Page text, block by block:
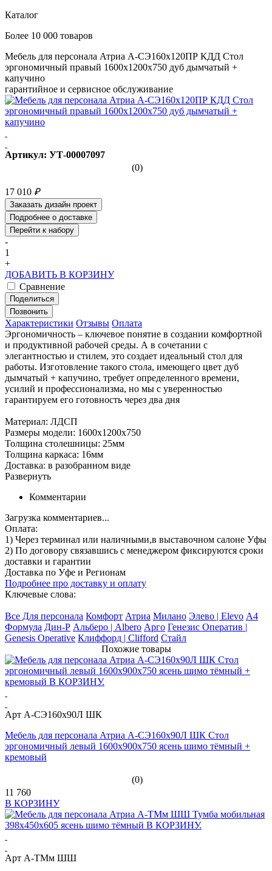
Каталог
Более 10 000 товаров
Мебель для персонала Атриа А-СЭ160х120ПР КДД Стол
эргономичный правый 1600х1200х750 дуб дымчатый +
капучино
гарантийное и сервисное обслуживание
Артикул: УТ-00007097
(0)
17 010 ₽
Заказать дизайн проект
Подробнее о доставке
Перейти к набору
-
1
+
ДОБАВИТЬ В КОРЗИНУ
Сравнение
Поделиться
Позвонить
Характеристики Отзывы Оплата
Эргономичность – ключевое понятие в создании комфортной
и продуктивной рабочей среды. А в сочетании с
элегантностью и стилем, это создает идеальный стол для
работы. Изготовление такого стола, имеющего цвет дуб
дымчатый + капучино, требует определенного времени,
усилий и профессионализма, но мы с уверенностью
гарантируем его готовность через два дня
Материал: ЛДСП
Размеры модели: 1600х1200х750
Толщина столешницы: 25мм
Толщина каркаса: 16мм
Доставка: в разобранном виде
Развернуть
Комментарии
Загрузка комментариев...
Оплата:
1) Через терминал или наличными,в выставочном салоне Уфы
2) По договору связавшись с менеджером фиксируются сроки
доставки и гарантии
Доставка по Уфе и Регионам
Подробнее про доставку и оплату
Ключевые слова:
Все Для персонала Комфорт Атриа Милано Элево | Elevo А4
Формула Дин-Р Альберо | Albero Арго Генезис Оператив |
Genesis Operative Клиффорд | Clifford Стайл
Похожие товары
Арт А-СЭ160х90Л ШК
Мебель для персонала Атриа А-СЭ160х90Л ШК Стол
эргономичный левый 1600х900х750 ясень шимо тёмный +
кремовый
(0)
11 760
В КОРЗИНУ
Арт А-ТМм ШШ